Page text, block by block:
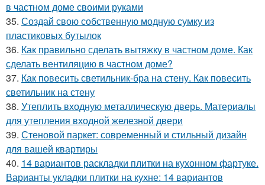
в частном доме своими руками
35. Создай свою собственную модную сумку из
пластиковых бутылок
36. Как правильно сделать вытяжку в частном доме. Как
сделать вентиляцию в частном доме?
37. Как повесить светильник-бра на стену. Как повесить
светильник на стену
38. Утеплить входную металлическую дверь. Материалы
для утепления входной железной двери
39. Стеновой паркет: современный и стильный дизайн
для вашей квартиры
40. 14 вариантов раскладки плитки на кухонном фартуке.
Варианты укладки плитки на кухне: 14 вариантов